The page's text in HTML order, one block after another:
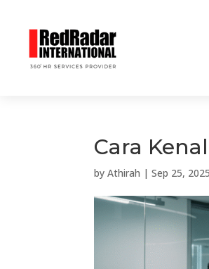
Cara
byAthirah |Sep 25, 2025